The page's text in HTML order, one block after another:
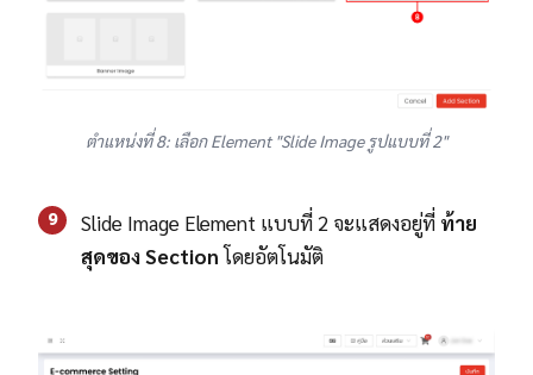
ตำแหน่งที่ 8: เลือก Element "Slide Image รูปแบบที่ 2"
9 Slide Image Element แบบที่ 2 จะแสดงอยู่ที่ ท้าย
สุดของ Sectionโดยอัตโนมัติ